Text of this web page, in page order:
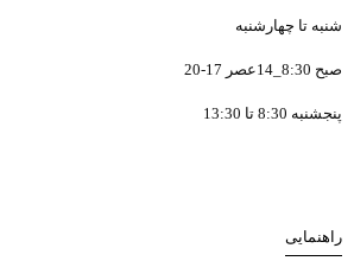
شنبه تا چهارشنبه
صبح 8:30_14عصر 17-20
پنجشنبه 8:30 تا 13:30
راهنمایی